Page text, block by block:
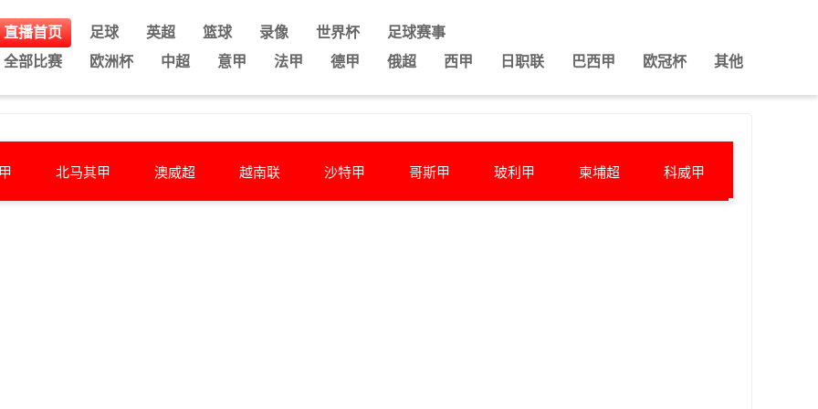
直播首页 足球 英超 篮球 录像 世界杯
足球赛事
全部比赛
欧洲杯 中超 意甲 法甲 德甲 俄超 西甲 日职联 巴西甲 欧冠杯 其他
北马其甲 澳威超 越南联 沙特甲 哥斯甲 玻利甲 柬埔超 科威甲